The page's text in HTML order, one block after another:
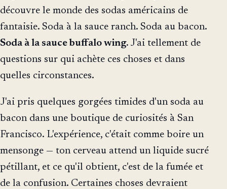
découvre le monde des sodas américains de
fantaisie. Soda à la sauce ranch. Soda au bacon.
Soda à la sauce buffalo wing. J'ai tellement de
questions sur qui achète ces choses et dans
quelles circonstances.
J'ai pris quelques gorgées timides d'un soda au
bacon dans une boutique de curiosités à San
Francisco. L'expérience, c'était comme boire un
mensonge — ton cerveau attend un liquide sucré
pétillant, et ce qu'il obtient, c'est de la fumée et
de la confusion. Certaines choses devraient